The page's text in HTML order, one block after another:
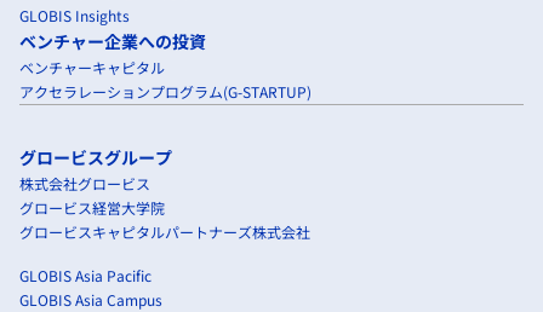
GLOBIS Insights
ベンチャー企業への投資
ベンチャーキャピタル
アクセラレーションプログラム(G-STARTUP)
グロービスグループ
株式会社グロービス
グロービス経営大学院
グロービスキャピタルパートナーズ株式会社
GLOBIS Asia Pacific
GLOBIS Asia Campus